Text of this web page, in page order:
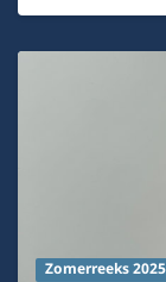
Zomerreeks